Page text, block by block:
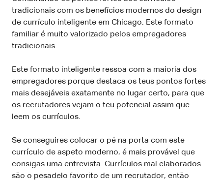
tradicionais com os benefícios modernos do design
de currículo inteligente em Chicago. Este formato
familiar é muito valorizado pelos empregadores
tradicionais.
Este formato inteligente ressoa com a maioria dos
empregadores porque destaca os teus pontos fortes
mais desejáveis ​​exatamente no lugar certo, para que
os recrutadores vejam o teu potencial assim que
leem os currículos.
Se conseguires colocar o pé na porta com este
currículo de aspeto moderno, é mais provável que
consigas uma entrevista. Currículos mal elaborados
são o pesadelo favorito de um recrutador, então